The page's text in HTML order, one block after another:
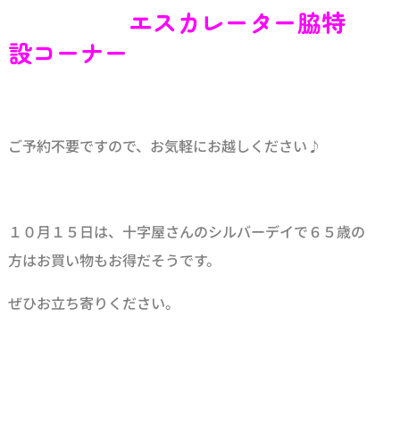
エスカレーター脇特
設コーナー
ご予約不要ですので、お気軽にお越しください♪
１０月１５日は、十字屋さんのシルバーデイで６５歳の
方はお買い物もお得だそうです。
ぜひお立ち寄りください。